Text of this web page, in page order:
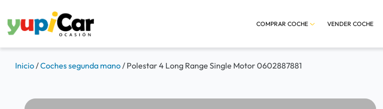
COMPRAR COCHE VENDER COCHE
Inicio/Coches segunda mano/ Polestar 4 Long Range Single Motor 0602887881